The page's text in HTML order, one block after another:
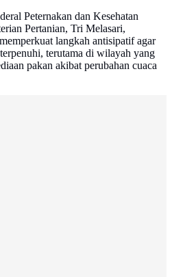
Peternakan dan Kesehatan
Pertanian, Tri Melasari,
langkah antisipatif agar
terutama di wilayah yang
pakan akibat perubahan cuaca